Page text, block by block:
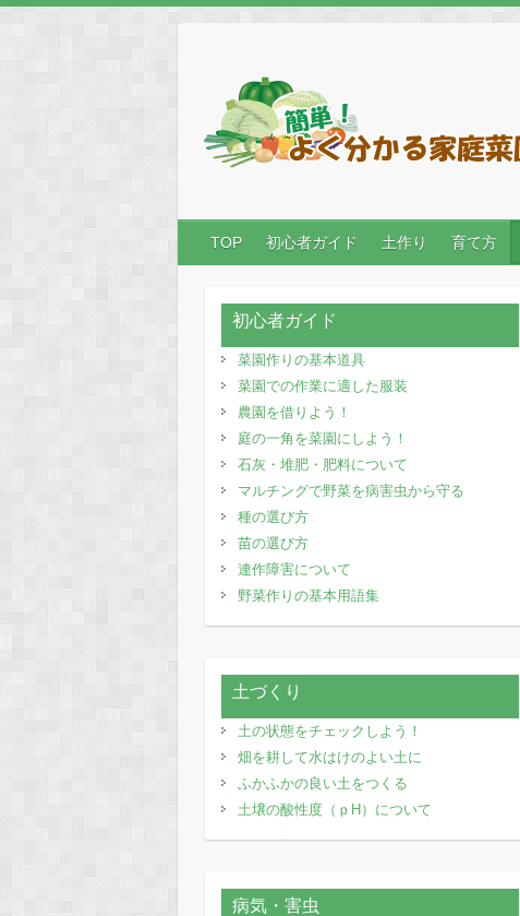
content
TOP 初心者ガイド 土作り 育て方
初心者ガイド
菜園作りの基本道具
菜園での作業に適した服装
農園を借りよう！
庭の一角を菜園にしよう！
石灰・堆肥・肥料について
マルチングで野菜を病害虫から守る
種の選び方
苗の選び方
連作障害について
野菜作りの基本用語集
土づくり
土の状態をチェックしよう！
畑を耕して水はけのよい土に
ふかふかの良い土をつくる
土壌の酸性度（ｐH）について
病気・害虫